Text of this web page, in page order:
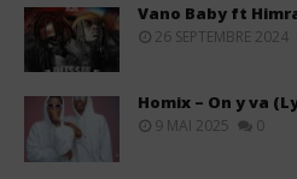
Vano Baby ft
26 SEPTEMBRE 2024
Homix – On y va
9 MAI 2025 0